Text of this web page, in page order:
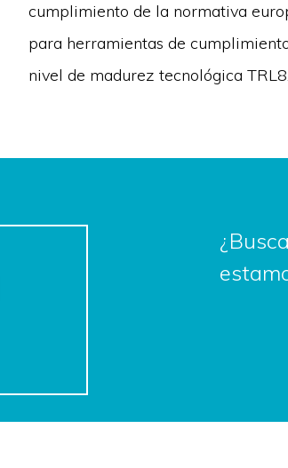
cumplimiento de la normativa
para herramientas de
nivel de madurez tecnológica TRL8.